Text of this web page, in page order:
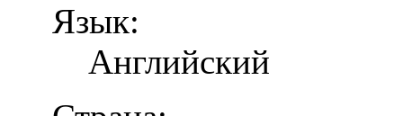
Язык:
Английский